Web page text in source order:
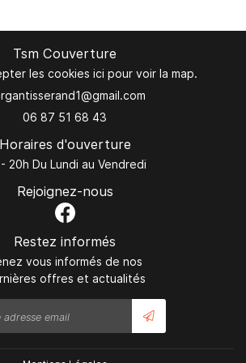
Tsm Couverture
les cookies ici pour voir la map.
06 87 51 68 43
Horaires d'ouverture
20h Du Lundi au Vendredi
Rejoignez-nous
Restez informés
vous informés de nos
offres et actualités